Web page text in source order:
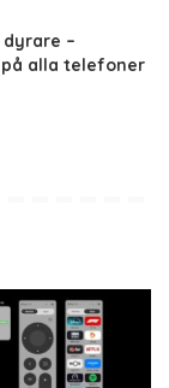
dyrare –
alla telefoner